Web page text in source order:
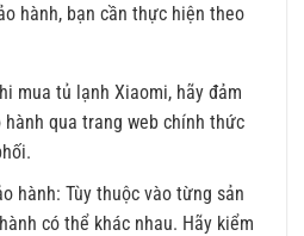
hành, bạn cần thực hiện theo
mua tủ lạnh Xiaomi, hãy đảm
hành qua trang web chính thức
hành: Tùy thuộc vào từng sản
có thể khác nhau. Hãy kiểm